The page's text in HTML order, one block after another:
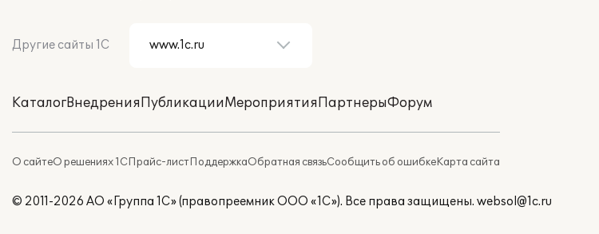
Другие сайты 1С
КаталогВнедренияПубликацииМероприятияПартнерыФорум
О сайтеО решениях 1СПрайс-листПоддержкаОбратная связьСообщить об ошибкеКарта сайта
© 2011-2026 АО «Группа 1С» (правопреемник ООО «1С»). Все права защищены. websol@1c.ru